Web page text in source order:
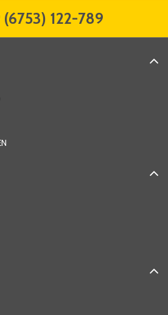
(6753) 122-789